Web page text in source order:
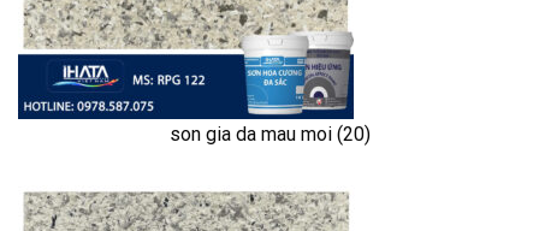
son gia da mau moi (20)